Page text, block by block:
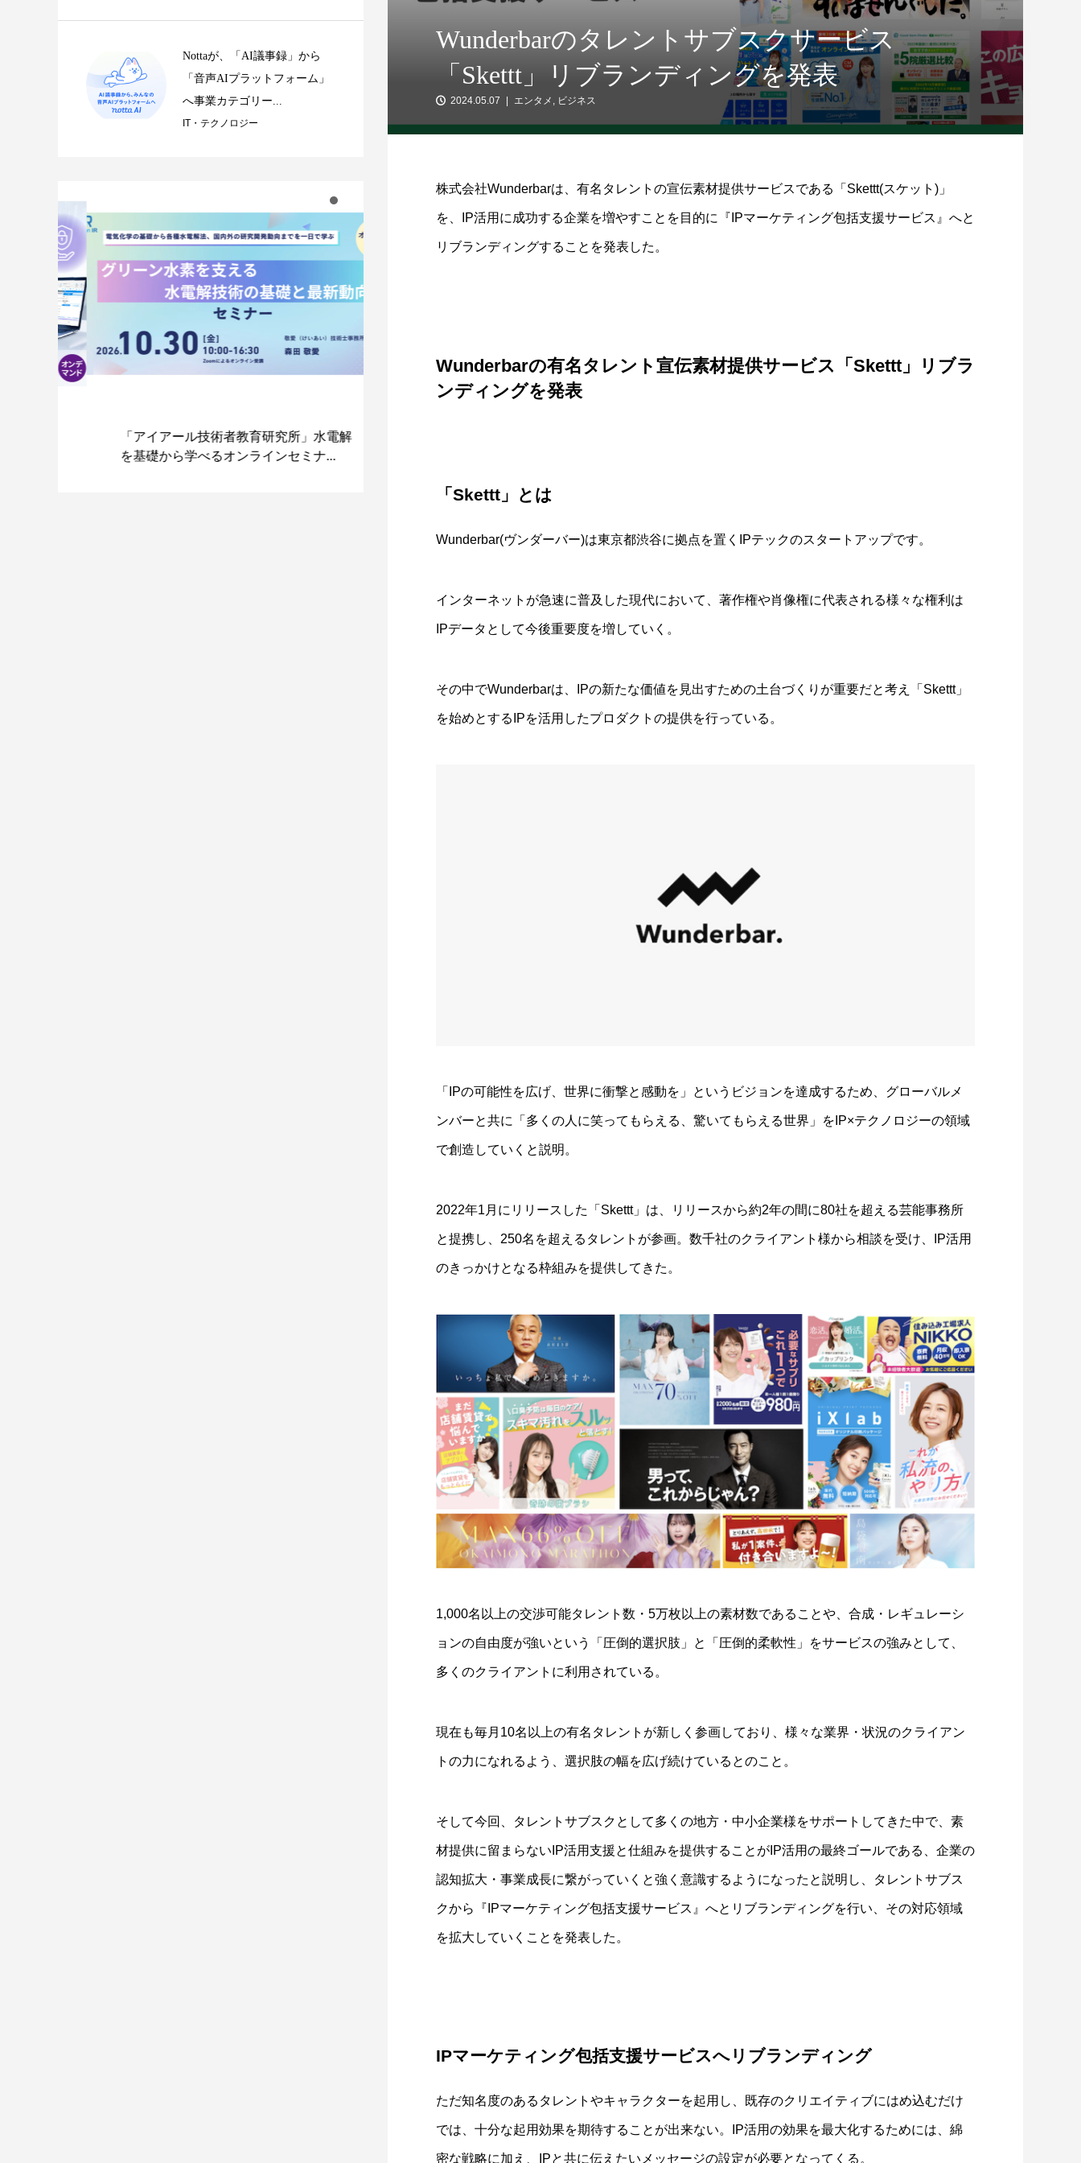
Wunderbarのタレントサブスクサービス
「Skettt」リブランディングを発表
2024.05.07 エンタメ ビジネス
株式会社Wunderbarは、有名タレントの宣伝素材提供サービスである「Skettt(スケット)」
を、IP活用に成功する企業を増やすことを目的に『IPマーケティング包括支援サービス』へと
リブランディングすることを発表した。
Wunderbarの有名タレント宣伝素材提供サービス「Skettt」リブラ
ンディングを発表
「Skettt」とは
Wunderbar(ヴンダーバー)は東京都渋谷に拠点を置くIPテックのスタートアップです。
インターネットが急速に普及した現代において、著作権や肖像権に代表される様々な権利は
IPデータとして今後重要度を増していく。
その中でWunderbarは、IPの新たな価値を見出すための土台づくりが重要だと考え「Skettt」
を始めとするIPを活用したプロダクトの提供を行っている。
「IPの可能性を広げ、世界に衝撃と感動を」というビジョンを達成するため、グローバルメ
ンバーと共に「多くの人に笑ってもらえる、驚いてもらえる世界」をIP×テクノロジーの領域
で創造していくと説明。
2022年1月にリリースした「Skettt」は、リリースから約2年の間に80社を超える芸能事務所
と提携し、250名を超えるタレントが参画。数千社のクライアント様から相談を受け、IP活用
のきっかけとなる枠組みを提供してきた。
1,000名以上の交渉可能タレント数・5万枚以上の素材数であることや、合成・レギュレーシ
ョンの自由度が強いという「圧倒的選択肢」と「圧倒的柔軟性」をサービスの強みとして、
多くのクライアントに利用されている。
現在も毎月10名以上の有名タレントが新しく参画しており、様々な業界・状況のクライアン
トの力になれるよう、選択肢の幅を広げ続けているとのこと。
そして今回、タレントサブスクとして多くの地方・中小企業様をサポートしてきた中で、素
材提供に留まらないIP活用支援と仕組みを提供することがIP活用の最終ゴールである、企業の
認知拡大・事業成長に繋がっていくと強く意識するようになったと説明し、タレントサブス
クから『IPマーケティング包括支援サービス』へとリブランディングを行い、その対応領域
を拡大していくことを発表した。
IPマーケティング包括支援サービスへリブランディング
ただ知名度のあるタレントやキャラクターを起用し、既存のクリエイティブにはめ込むだけ
では、十分な起用効果を期待することが出来ない。IP活用の効果を最大化するためには、綿
密な戦略に加え、IPと共に伝えたいメッセージの設定が必要となってくる。
Nottaが、「AI議事録」から
「音声AIプラットフォーム」
へ事業カテゴリー...
IT・テクノロジー
「アイアール技術者教育研究所」水電解
を基礎から学べるオンラインセミナ...